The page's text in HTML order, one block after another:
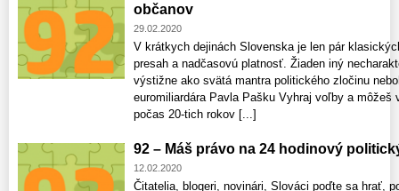
občanov
29.02.2020
V krátkych dejinách Slovenska je len pár
presah a nadčasovú platnosť. Žiaden iný
výstižne ako svätá mantra politického zločinu
euromiliardára Pavla Pašku Vyhraj voľby a
počas 20-tich rokov [...]
92 – Máš právo na 24 hodinový
12.02.2020
Čitatelia, blogeri, novinári, Slováci poďte sa hrať,